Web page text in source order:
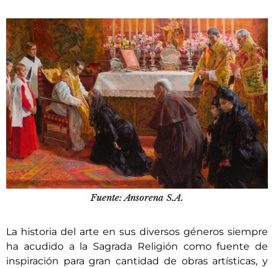
Fuente: Ansorena S.A.
La historia del arte en sus diversos géneros siempre
ha acudido a la Sagrada Religión como fuente de
inspiración para gran cantidad de obras artísticas, y